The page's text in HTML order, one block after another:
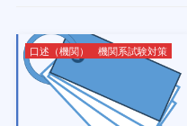
口述（機関） 機関系試験対策